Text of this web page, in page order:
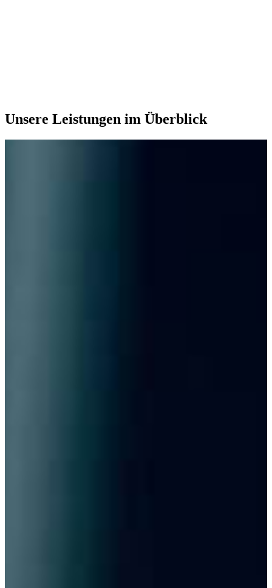
Unsere Leistungen im Überblick